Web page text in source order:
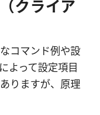
クライア
コマンド例や設
よって設定項目
りますが、原理